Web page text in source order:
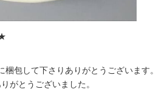
包して下さりありがとうございます。
がとうございました。